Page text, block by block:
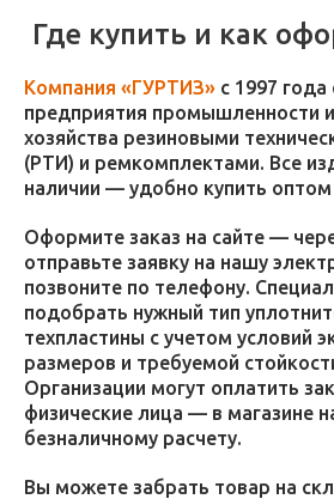
Где купить и как
Компания «ГУРТИЗ» с 1997
предприятия промышленности и
хозяйства резиновыми
(РТИ) и ремкомплектами. Все
наличии — удобно купить оптом
Оформите заказ на сайте —
отправьте заявку на нашу
позвоните по телефону.
подобрать нужный тип
техпластины с учетом условий
размеров и требуемой
Организации могут оплатить
физические лица — в магазине
безналичному расчету.
Вы можете забрать товар на